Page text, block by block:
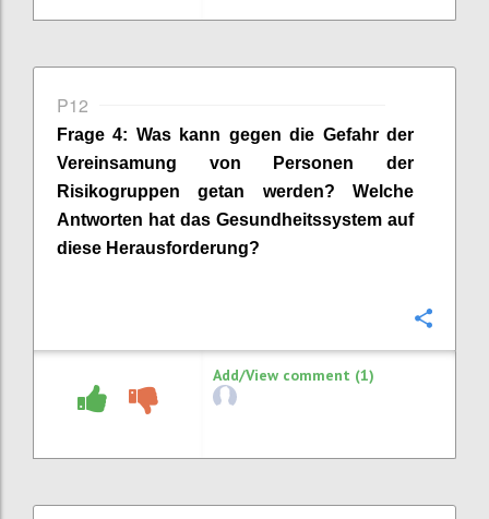
P12
Frage 4: Was kann gegen die Gefahr der
Vereinsamung von Personen der
Risikogruppen getan werden? Welche
Antworten hat das Gesundheitssystem auf
diese Herausforderung?
Add/View comment (1)